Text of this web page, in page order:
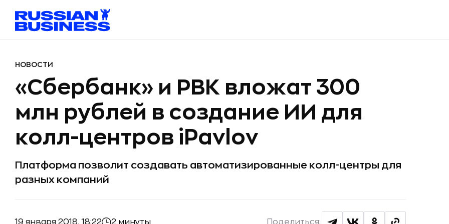
НОВОСТИ
«Сбербанк» и РВК вложат 300
млн рублей в создание ИИ для
колл-центров iPavlov
Платформа позволит создавать автоматизированные колл-центры для
разных компаний
19 января 2018, 18:22 2 минуты Поделиться: